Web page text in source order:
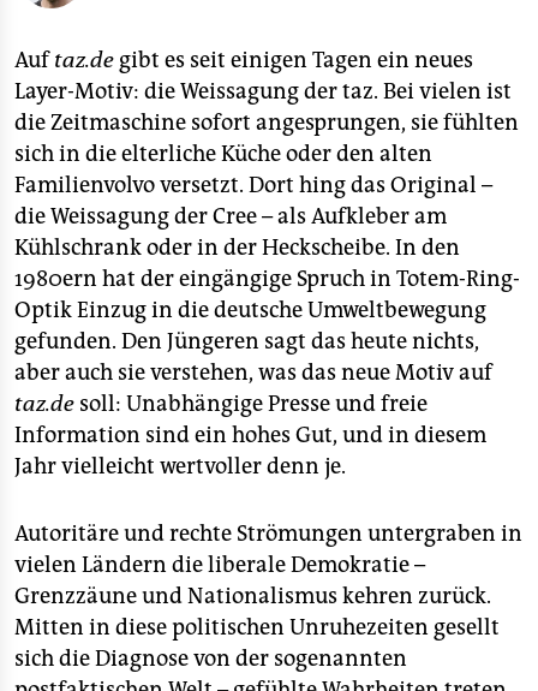
abo
genossenschaft
epaper login
Auftaz.de gibt es seit einigen Tagen ein neues
Layer-Motiv: die Weissagung der taz. Bei vielen ist
die Zeitmaschine sofort angesprungen, sie fühlten
sich in die elterliche Küche oder den alten
Familienvolvo versetzt. Dort hing das Original –
die Weissagung der Cree – als Aufkleber am
Kühlschrank oder in der Heckscheibe. In den
1980ern hat der eingängige Spruch in Totem-Ring-
Optik Einzug in die deutsche Umweltbewegung
gefunden. Den Jüngeren sagt das heute nichts,
aber auch sie verstehen, was das neue Motiv auf
taz.de soll: Unabhängige Presse und freie
Information sind ein hohes Gut, und in diesem
Jahr vielleicht wertvoller denn je.
Autoritäre und rechte Strömungen untergraben in
vielen Ländern die liberale Demokratie –
Grenzzäune und Nationalismus kehren zurück.
Mitten in diese politischen Unruhezeiten gesellt
sich die Diagnose von der sogenannten